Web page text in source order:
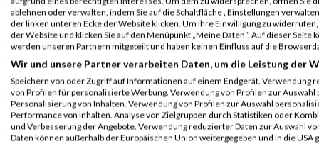
39.
7083 Jonas Scheibchen GER
40. 11904 Rana Martin Bhattacharjee GER Team
41.
1060 Markus Paniczek GER
Ascensia
42. 9840 Veit Blaeser GER Team
43.
18471 Benedikt Nolte GER Team
44.
14617 Rene Grass GER medrunner
ablehnen oder verwalten, indem Sie auf die Schaltfläche „Einstellungen
der linken unteren Ecke der Website klicken. Um Ihre Einwilligung zu
der Website und klicken Sie auf den Menüpunkt „Meine Daten“. Auf dieser
werden unseren Partnern mitgeteilt und haben keinen Einfluss auf die
Wir und unsere Partner verarbeiten Daten, um die Leistung der
Speichern von oder Zugriff auf Informationen auf einem Endgerät. Verwendung
von Profilen für personalisierte Werbung. Verwendung von Profilen zur
Personalisierung von Inhalten. Verwendung von Profilen zur Auswahl
Performance von Inhalten. Analyse von Zielgruppen durch Statistiken oder
und Verbesserung der Angebote. Verwendung reduzierter Daten zur Auswahl
Daten können außerhalb der Europäischen Union weitergegeben und in die USA